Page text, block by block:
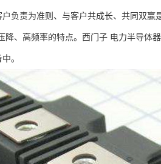
负责为准则、与客户共成长、共同双赢
降、高频率的特点。西门子 电力半导体
。